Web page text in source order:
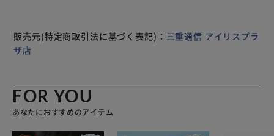
観は予告なく変更される場合がございます。
販売元(特定商取引法に基づく表記)： 三重通信 アイリスプラ
ザ店
FOR YOU
あなたにおすすめのアイテム